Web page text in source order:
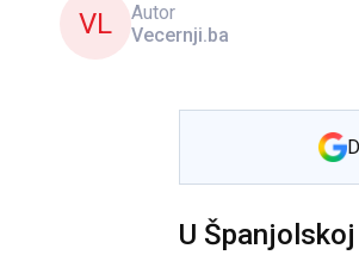
VL
Autor
Vecernji.ba
U